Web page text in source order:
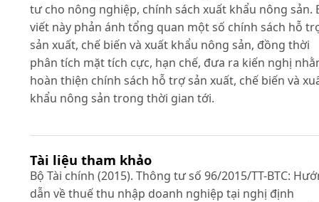
tư cho nông nghiệp, chính sách xuất khẩu nông sản.
viết này phản ánh tổng quan một số chính sách hỗ
sản xuất, chế biến và xuất khẩu nông sản, đồng thời
phân tích mặt tích cực, hạn chế, đưa ra kiến nghị
hoàn thiện chính sách hỗ trợ sản xuất, chế biến và
khẩu nông sản trong thời gian tới.
Tài liệu tham khảo
Bộ Tài chính (2015). Thông tư số 96/2015/TT-BTC:
dẫn về thuế thu nhập doanh nghiệp tại nghị định